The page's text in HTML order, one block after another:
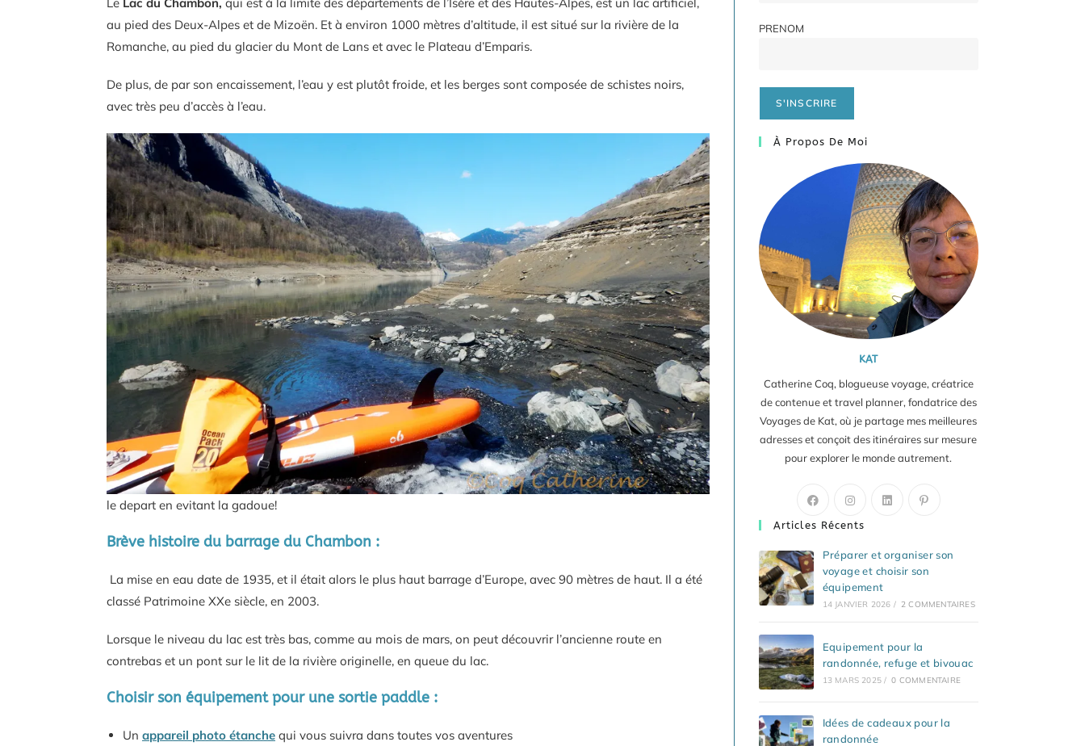
au pied des Deux-Alpes et de Mizoën. Et à environ 1000 mètres d’altitude, il est situé sur la rivière de la
Romanche, au pied du glacier du Mont de Lans et avec le Plateau d’Emparis.
De plus, de par son encaissement, l’eau y est plutôt froide, et les berges sont composée de schistes noirs,
avec très peu d’accès à l’eau.
le depart en evitant la gadoue!
Brève histoire du barrage du Chambon :
La mise en eau date de 1935, et il était alors le plus haut barrage d’Europe, avec 90 mètres de haut. Il a été
classé Patrimoine XXe siècle, en 2003.
Lorsque le niveau du lac est très bas, comme au mois de mars, on peut découvrir l’ancienne route en
contrebas et un pont sur le lit de la rivière originelle, en queue du lac.
Choisir son équipement pour une sortie paddle :
Un appareil photo étanche qui vous suivra dans toutes vos aventures
PRENOM
À Propos De Moi
KAT
Catherine Coq, blogueuse voyage, créatrice
de contenue et travel planner, fondatrice des
Voyages de Kat, où je partage mes meilleures
adresses et conçoit des itinéraires sur mesure
pour explorer le monde autrement.
S’ouvre
un
nouvel
onglet
S’ouvre
nouvel
onglet
S’ouvre
nouvel
onglet
nouvel
Articles Récents
Préparer et organiser son
voyage et choisir son
équipement
14 JANVIER 2026 / 2 COMMENTAIRES
Equipement pour la
randonnée, refuge et bivouac
13 MARS 2025 / 0 COMMENTAIRE
Idées de cadeaux pour la
randonnée